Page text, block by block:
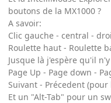
boutons de la MX1000 ?
A savoir:
Clic gauche - central -
Roulette haut - Roulette
Jusque là j'espère qu'il
Page Up - Page down -
Suivant - Précedent
Et un "Alt-Tab" pour un